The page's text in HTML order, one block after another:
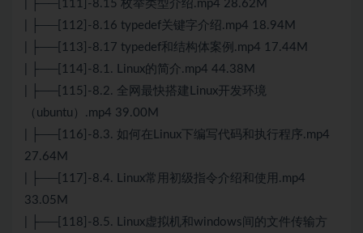
| ├──[111]-8.15 枚举类型介绍.mp4 28.62M
| ├──[112]-8.16 typedef关键字介绍.mp4 18.94M
| ├──[113]-8.17 typedef和结构体案例.mp4 17.44M
| ├──[114]-8.1. Linux的简介.mp4 44.38M
| ├──[115]-8.2. 全网最快搭建Linux开发环境
（ubuntu）.mp4 39.00M
| ├──[116]-8.3. 如何在Linux下编写代码和执行程序.mp4
27.64M
| ├──[117]-8.4. Linux常用初级指令介绍和使用.mp4
33.05M
| ├──[118]-8.5. Linux虚拟机和windows间的文件传输方